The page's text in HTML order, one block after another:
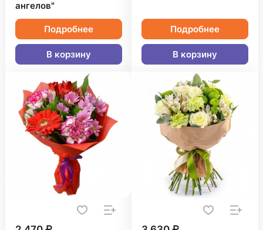
ангелов"
Подробнее
В корзину
Подробнее
В корзину